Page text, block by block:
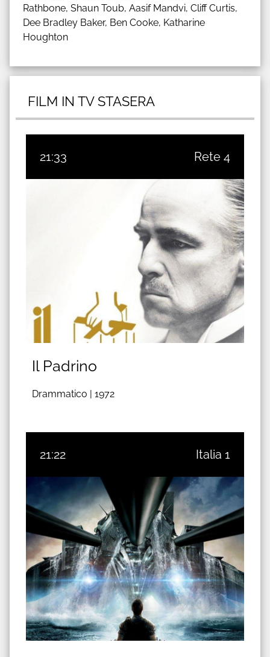
Rathbone, Shaun Toub, Aasif Mandvi, Cliff Curtis,
Dee Bradley Baker, Ben Cooke, Katharine
Houghton
FILM IN TV STASERA
21:33 Rete 4
Il Padrino
Drammatico | 1972
21:22 Italia 1